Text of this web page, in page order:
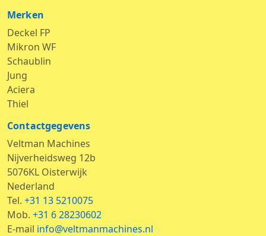
Merken
Deckel FP
Mikron WF
Schaublin
Jung
Aciera
Thiel
Contactgegevens
Veltman Machines
Nijverheidsweg 12b
5076KL Oisterwijk
Nederland
Tel. +31 13 5210075
Mob. +31 6 28230602
E-mail info@veltmanmachines.nl